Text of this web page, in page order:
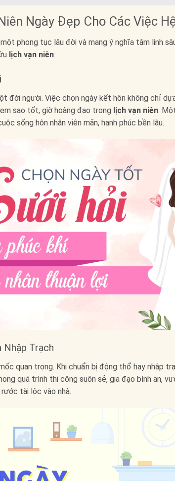
Ngày Đẹp Cho Các Việc
phong tục lâu đời và mang ý nghĩa tâm linh
lịch vạn niên:
đời người. Việc chọn ngày kết hôn không chỉ
sao tốt, giờ hoàng đạo trong lịch vạn niên.
sống hôn nhân viên mãn, hạnh phúc bền lâu.
Nhập Trạch
quan trọng. Khi chuẩn bị động thổ hay nhập
quá trình thi công suôn sẻ, gia đạo bình an,
tài lộc vào nhà.